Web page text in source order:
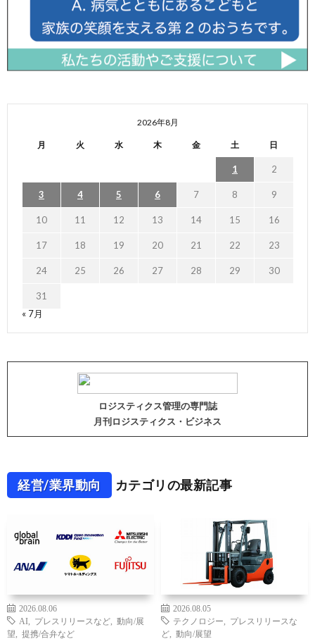
2026年8月
月 火 水 木 金 土 日
1 2
3 4 5 6 7 8 9
10 11 12 13 14 15 16
17 18 19 20 21 22 23
24 25 26 27 28 29 30
31
« 7月
ロジスティクス管理の専門誌
月刊ロジスティクス・ビジネス
経営/業界動向 カテゴリの最新記事
2026.08.06
AI
プレスリリースなど
動向/展
望
提携/合弁など
2026.08.05
テクノロジー
プレスリリースな
ど
動向/展望